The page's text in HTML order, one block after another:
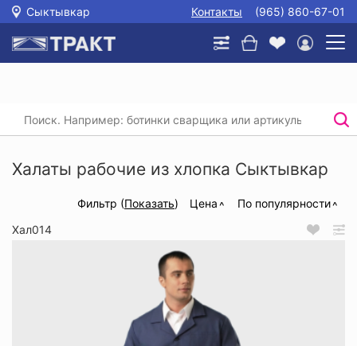
Сыктывкар Контакты (965) 860-67-01
Главная / /
Халаты рабочие из хлопка
Халаты рабочие из хлопка Сыктывкар
Фильтр (Показать) Цена
По популярности
Хал014